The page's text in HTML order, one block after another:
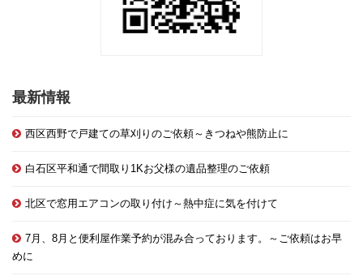
最新情報
西区西野で戸建ての草刈りのご依頼～きつねや熊防止に
白石区平和通で間取り1Kお父様の遺品整理のご依頼
北区で窓用エアコンの取り付け～熱中症に気を付けて
7月、8月と便利屋作業予約が混み合っております。～ご依頼はお早
めに